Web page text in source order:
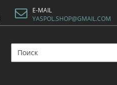
E-MAIL
YASPOL.SHOP@GMAIL.COM